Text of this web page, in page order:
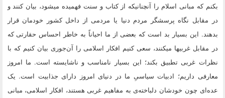
بکنم که مبانی اسلام را آنچنانیکه از کتاب و سنت فهمیده میشود، بیان کنند و
در مقابل نگاه پرسشگر مردم دنیا یا مردمی از داخل کشور خودمان قرار
بدهند. این بسیار بد است که بعضی از ما احیاناً به خاطر احساس حقارتی که
در مقابل غربیها میکنند، سعی کنیم افکار اسلامی را آن‌جوری بیان کنیم که با
نظرات غربی تطبیق بکند؛ این بسیار نامناسب و ناشایسته است. ما امروز
معارفی داریم؛ ادبیات سیاسىِ ما در دنیای امروز دارای جذابیت است. یک
عده‌ای چون خودشان دلباخته‌ی به مفاهیم غربی هستند، افکار اسلامی، مبانی